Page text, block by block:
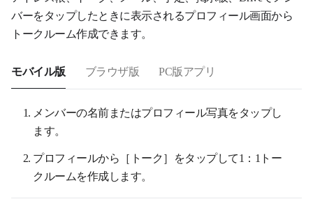
バーをタップしたときに表示されるプロフィール画面から
トークルーム作成できます。
モバイル版 ブラウザ版 PC版アプリ
メンバーの名前またはプロフィール写真をタップし
ます。
プロフィールから［トーク］をタップして1：1トー
クルームを作成します。